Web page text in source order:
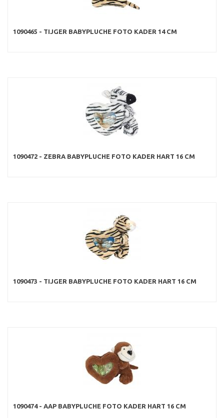
1090465 - TIJGER BABYPLUCHE FOTO KADER 14 CM
1090472 - ZEBRA BABYPLUCHE FOTO KADER HART 16 CM
1090473 - TIJGER BABYPLUCHE FOTO KADER HART 16 CM
1090474 - AAP BABYPLUCHE FOTO KADER HART 16 CM